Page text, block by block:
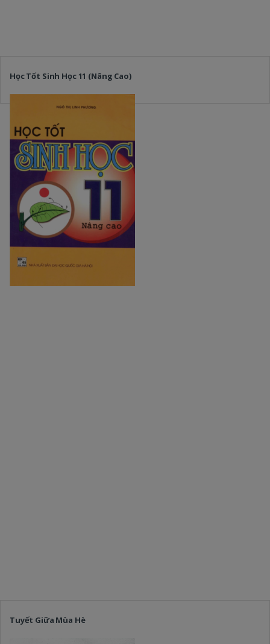
Học Tốt Sinh Học 11 (Nâng Cao)
Tuyết Giữa Mùa Hè